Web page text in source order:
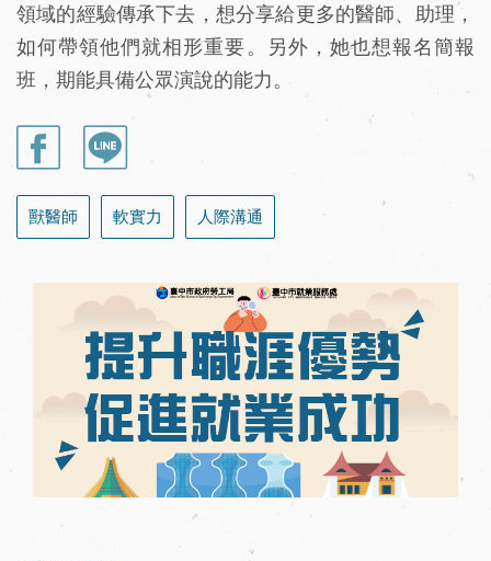
領域的經驗傳承下去，想分享給更多的醫師、助理，
如何帶領他們就相形重要。另外，她也想報名簡報
班，期能具備公眾演說的能力。
獸醫師 軟實力 人際溝通